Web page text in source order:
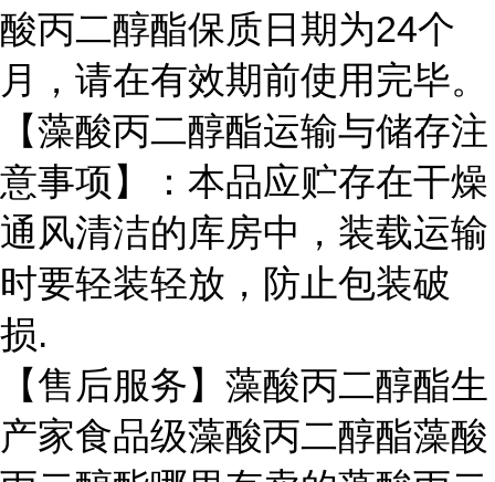
酸丙二醇酯保质日期为24个
月，请在有效期前使用完毕。
【藻酸丙二醇酯运输与储存注
意事项】：本品应贮存在干燥
通风清洁的库房中，装载运输
时要轻装轻放，防止包装破
损.
【售后服务】藻酸丙二醇酯生
产家食品级藻酸丙二醇酯藻酸